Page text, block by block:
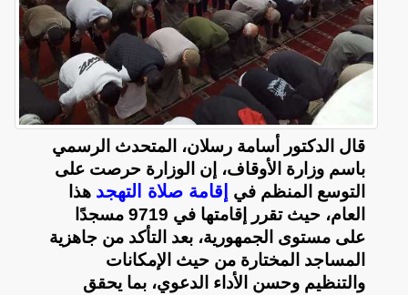
قال الدكتور أسامة رسلان، المتحدث الرسمي
باسم وزارة الأوقاف، إن الوزارة حرصت على
التوسع المنظم في
إقامة صلاة التهجد هذا
العام، حيث تقرر إقامتها في 9719 مسجدًا
على مستوى الجمهورية، بعد التأكد من جاهزية
المساجد المختارة من حيث الإمكانات
والتنظيم وحسن الأداء الدعوي، بما يحقق